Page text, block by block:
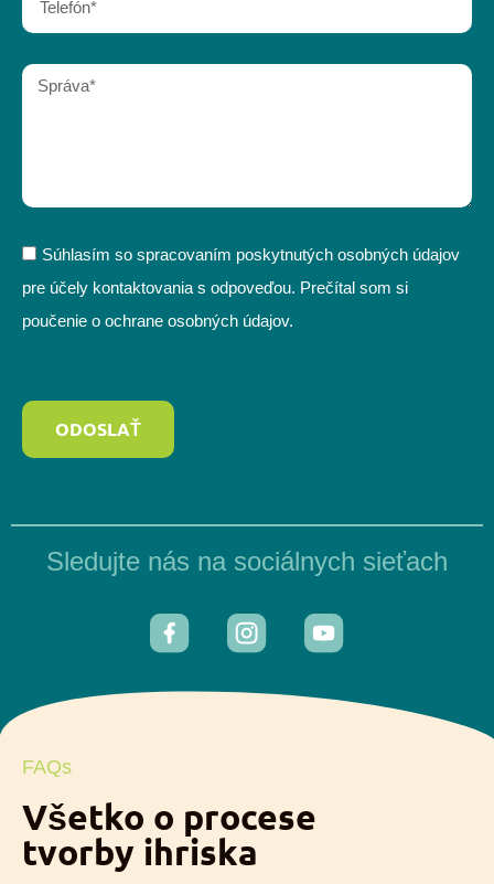
Súhlasím so spracovaním poskytnutých osobných údajov
pre účely kontaktovania s odpoveďou. Prečítal som si
poučenie o ochrane osobných údajov.
ODOSLAŤ
Sledujte nás na sociálnych sieťach
FAQs
Všetko o procese
tvorby ihriska